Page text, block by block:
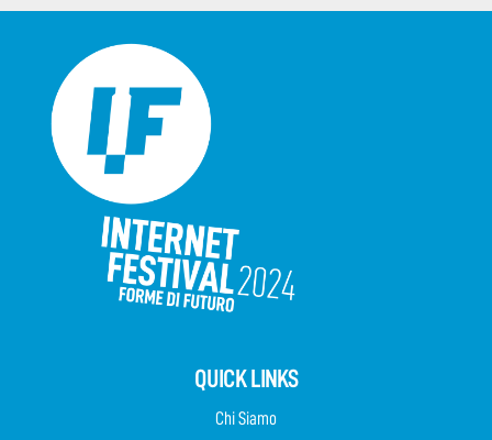
QUICK LINKS
Chi Siamo